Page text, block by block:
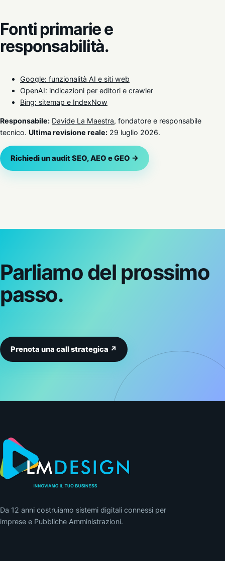
Fonti primarie e
responsabilità.
Google: funzionalità AI e siti web
OpenAI: indicazioni per editori e crawler
Bing: sitemap e IndexNow
Responsabile: Davide La Maestra, fondatore e responsabile
tecnico. Ultima revisione reale: 29 luglio 2026.
Richiedi un audit SEO, AEO e GEO →
Parliamo del prossimo
passo.
Prenota una call strategica ↗
Da 12 anni costruiamo sistemi digitali connessi per
imprese e Pubbliche Amministrazioni.